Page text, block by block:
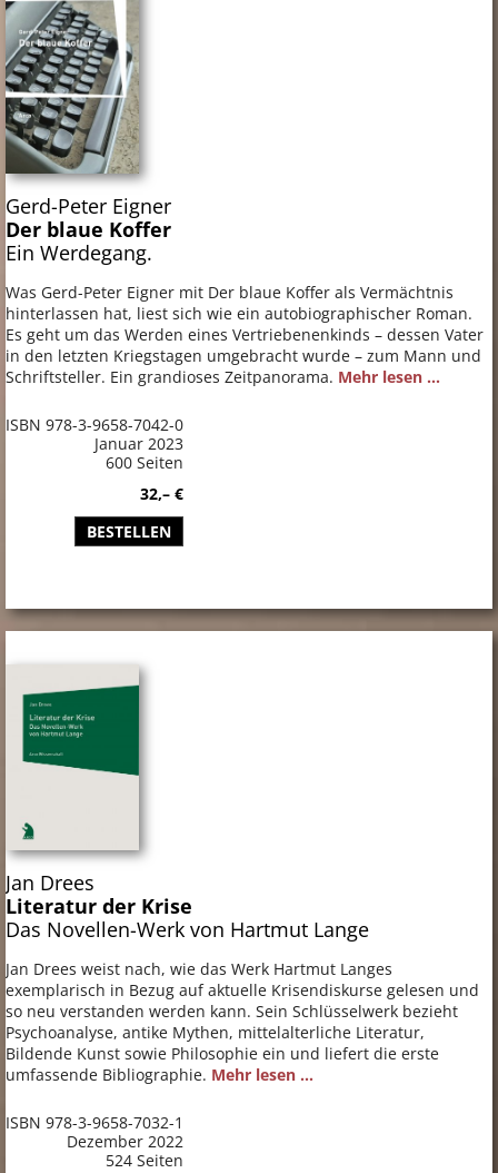
Gerd-Peter Eigner
Der blaue Koffer
Ein Werdegang.
Was Gerd-Peter Eigner mit Der blaue Koffer als Vermächtnis
hinterlassen hat, liest sich wie ein autobiographischer Roman.
Es geht um das Werden eines Vertriebenenkinds – dessen Vater
in den letzten Kriegstagen umgebracht wurde – zum Mann und
Schriftsteller. Ein grandioses Zeitpanorama. Mehr lesen ...
ISBN 978-3-9658-7042-0
Januar 2023
600 Seiten
32,– €
BESTELLEN
Jan Drees
Literatur der Krise
Das Novellen-Werk von Hartmut Lange
Jan Drees weist nach, wie das Werk Hartmut Langes
exemplarisch in Bezug auf aktuelle Krisendiskurse gelesen und
so neu verstanden werden kann. Sein Schlüsselwerk bezieht
Psychoanalyse, antike Mythen, mittelalterliche Literatur,
Bildende Kunst sowie Philosophie ein und liefert die erste
umfassende Bibliographie. Mehr lesen ...
ISBN 978-3-9658-7032-1
Dezember 2022
524 Seiten